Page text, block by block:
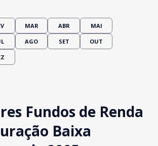
MAR ABR MAI
AGO SET OUT
Fundos de Renda
Baixa